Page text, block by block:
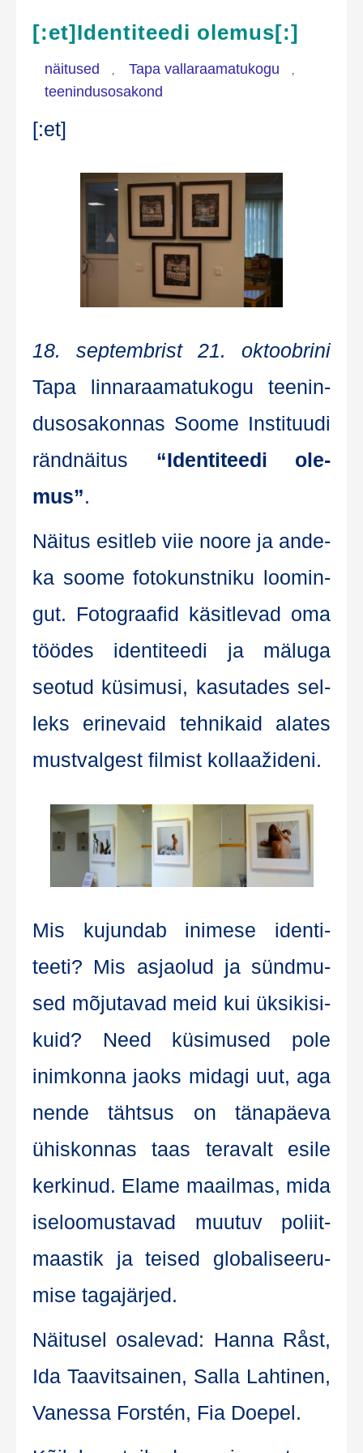
[:et]Identiteedi olemus[:]
näitused Tapa vallaraamatukogu
teenindusosakond
[:et]
18. sep­temb­rist 21. oktoob­ri­ni
Tapa lin­na­raa­ma­tu­ko­gu tee­nin­
dus­osa­kon­nas Soo­me Ins­tituu­di
ränd­näi­tus “Iden­ti­teedi ole­
mus”.
Näi­tus esit­leb viie noo­re ja ande­
ka soo­me foto­kunst­ni­ku loo­min­
gut. Fotograa­fid käsit­le­vad oma
töö­des iden­ti­teedi ja mälu­ga
seo­tud küsi­mu­si, kasu­ta­des sel­
leks eri­ne­vaid teh­ni­ka­id ala­tes
must­val­gest fil­mist kollaažideni.
Mis kujundab ini­m­ese iden­ti­
teeti? Mis asjaolud ja sünd­mu­
sed mõju­ta­vad meid kui üksikisi­
kuid? Need küsi­mu­sed pole
inim­kon­na jaoks mida­gi uut, aga
nen­de täht­sus on täna­päe­va
ühis­kon­nas taas tera­valt esi­le
ker­ki­nud. Ela­me maa­il­mas, mida
ise­loo­mus­ta­vad muu­tuv poliit­
maas­tik ja tei­sed glo­ba­li­see­ru­
mise tagajärjed.
Näi­tu­sel osale­vad: Han­na Råst,
Ida Taa­vit­sai­nen, Sal­la Lah­ti­nen,
Vanes­sa Fors­tén, Fia Doepel.